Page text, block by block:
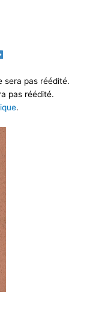
sera pas réédité.
pas réédité.
.